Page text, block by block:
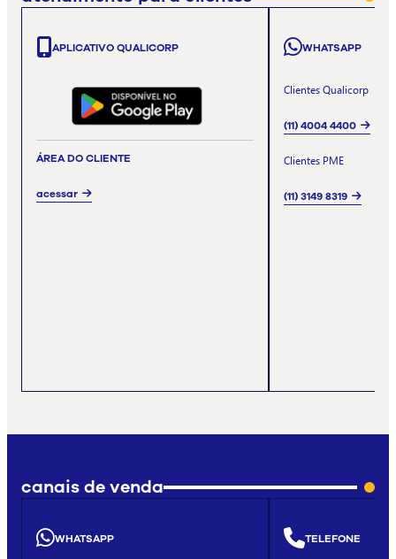
APLICATIVO QUALICORP
ÁREA DO CLIENTE
acessar
WHATSAPP
Clientes Qualicorp
(11) 4004 4400
Clientes PME
(11) 3149 8319
canais de venda
WHATSAPP TELEFONE